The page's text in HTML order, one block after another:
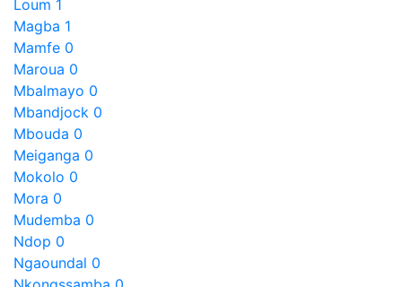
Loum 1
Magba 1
Mamfe 0
Maroua 0
Mbalmayo 0
Mbandjock 0
Mbouda 0
Meiganga 0
Mokolo 0
Mora 0
Mudemba 0
Ndop 0
Ngaoundal 0